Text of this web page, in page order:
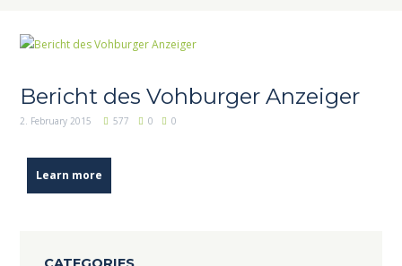
Bericht des Vohburger Anzeiger
2. February 2015 577 0 0
Learn more